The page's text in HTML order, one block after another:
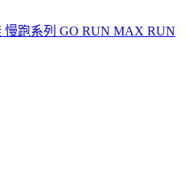
慢跑系列 GO RUN MAX RUN